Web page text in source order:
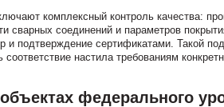
комплексный контроль качества:
сварных соединений и параметров
и подтверждение сертификатами. Такой
настила требованиям
федерального